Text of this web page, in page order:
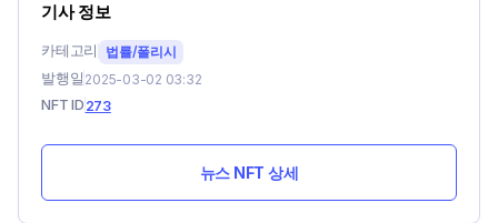
기사 정보
카테고리 법률/폴리시
발행일 2025-03-02 03:32
NFT ID 273
뉴스 NFT 상세